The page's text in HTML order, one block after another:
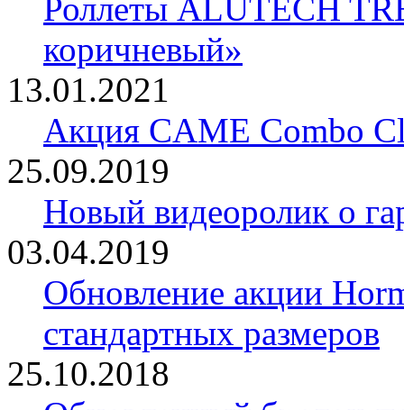
Роллеты ALUTECH
коричневый»
13.01.2021
Акция CAME Combo
25.09.2019
Новый видеоролик о
03.04.2019
Обновление акции
стандартных размеров
25.10.2018